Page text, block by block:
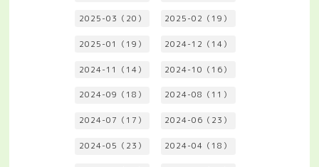
2025-03（20） 2025-02（19）
2025-01（19） 2024-12（14）
2024-11（14） 2024-10（16）
2024-09（18） 2024-08（11）
2024-07（17） 2024-06（23）
2024-05（23） 2024-04（18）